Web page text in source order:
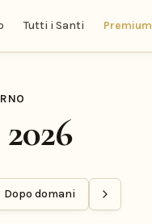
Tutti i Santi Premium
Dopo domani